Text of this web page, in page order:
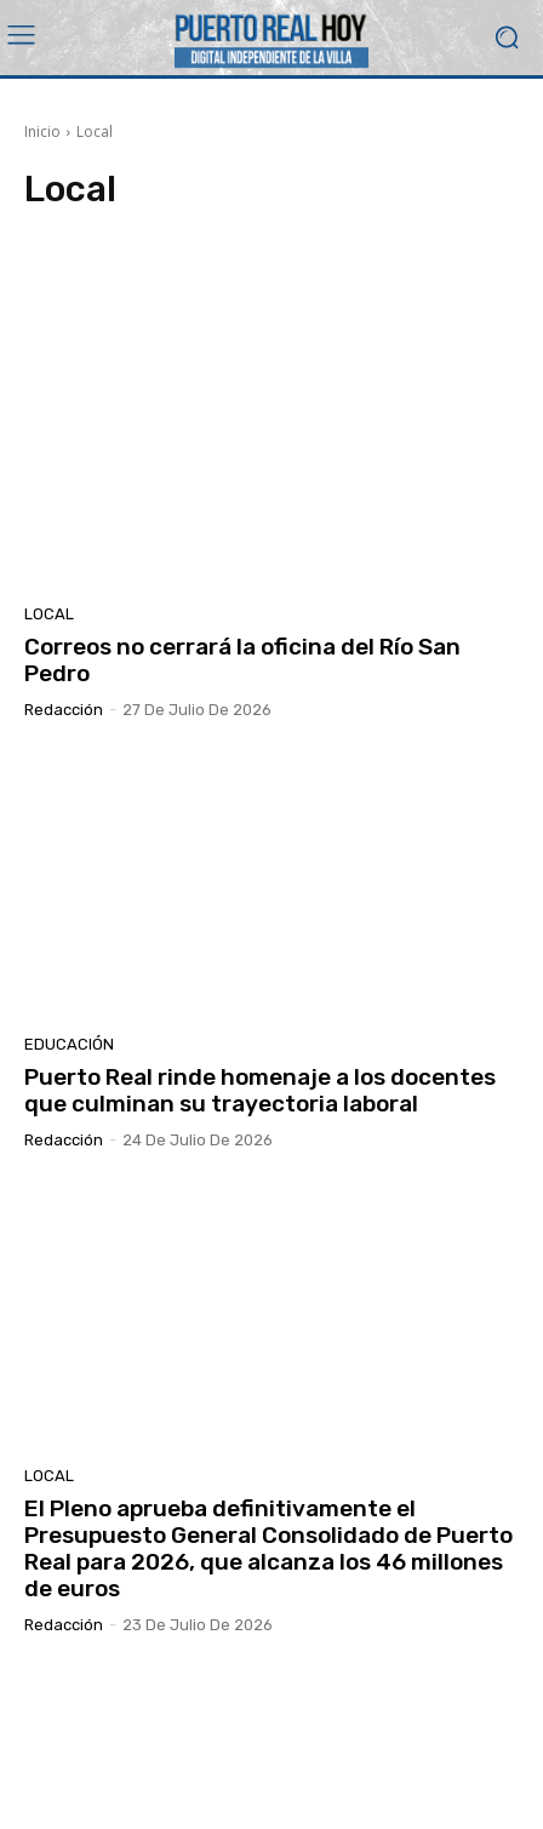
Inicio Local
Local
LOCAL
Correos no cerrará la oficina del Río San
Pedro
Redacción - 27 De Julio De 2026
EDUCACIÓN
Puerto Real rinde homenaje a los docentes
que culminan su trayectoria laboral
Redacción - 24 De Julio De 2026
LOCAL
El Pleno aprueba definitivamente el
Presupuesto General Consolidado de Puerto
Real para 2026, que alcanza los 46 millones
de euros
Redacción - 23 De Julio De 2026